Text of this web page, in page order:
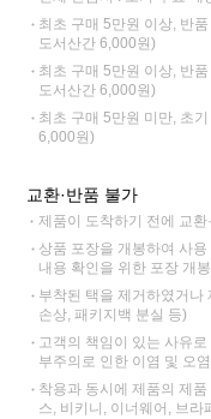
최초 구매 5만원 이상, 반
도서산간 6,000원)
최초 구매 5만원 이상, 반
도서산간 6,000원)
최초 구매 5만원 미만, 초
6,000원)
교환·반품 불가
제품이 도착하기 전에 교
상품 포장을 개봉하여 사
내용 확인을 위한 포장 개
부착된 택을 제거하였거나
손상, 패키지백 분실 등)
고객의 책임이 있는 사유
부주의로 인한 이염 및 오
착용과 동시에 제품의 제
스, 비키니, 이너웨어, 브라